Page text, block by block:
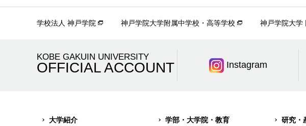
学校法人 神戸学院 神戸学院大学附属中学校・高等学校 神戸学院大学
KOBE GAKUIN UNIVERSITY
OFFICIAL ACCOUNT Instagram
大学紹介 学部・大学院・教育 研究・